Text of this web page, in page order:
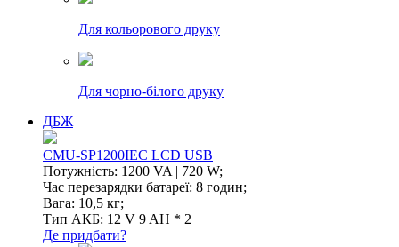
Для кольорового друку
Для чорно-білого друку
ДБЖ
CMU-SP1200IEC LCD USB
Потужність: 1200 VA | 720 W;
Час перезарядки батареї: 8 годин;
Вага: 10,5 кг;
Тип АКБ: 12 V 9 AH * 2
Де придбати?